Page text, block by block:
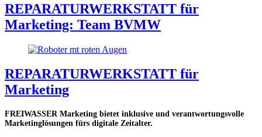
REPARATURWERKSTATT für
Marketing: Team BVMW
REPARATURWERKSTATT für
Marketing
FREIWASSER Marketing bietet inklusive und verantwortungsvolle
Marketinglösungen fürs digitale Zeitalter.